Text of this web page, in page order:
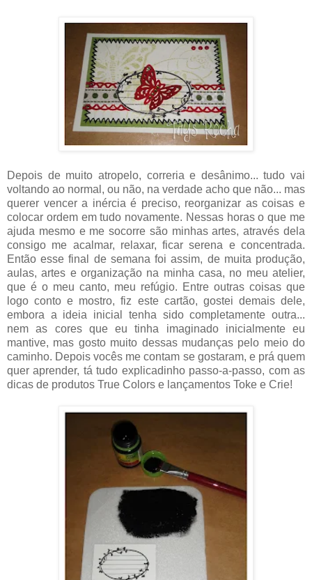
Depois de muito atropelo, correria e desânimo... tudo vai
voltando ao normal, ou não, na verdade acho que não... mas
querer vencer a inércia é preciso, reorganizar as coisas e
colocar ordem em tudo novamente. Nessas horas o que me
ajuda mesmo e me socorre são minhas artes, através dela
consigo me acalmar, relaxar, ficar serena e concentrada.
Então esse final de semana foi assim, de muita produção,
aulas, artes e organização na minha casa, no meu atelier,
que é o meu canto, meu refúgio. Entre outras coisas que
logo conto e mostro, fiz este cartão, gostei demais dele,
embora a ideia inicial tenha sido completamente outra...
nem as cores que eu tinha imaginado inicialmente eu
mantive, mas gosto muito dessas mudanças pelo meio do
caminho. Depois vocês me contam se gostaram, e prá quem
quer aprender, tá tudo explicadinho passo-a-passo, com as
dicas de produtos True Colors e lançamentos Toke e Crie!